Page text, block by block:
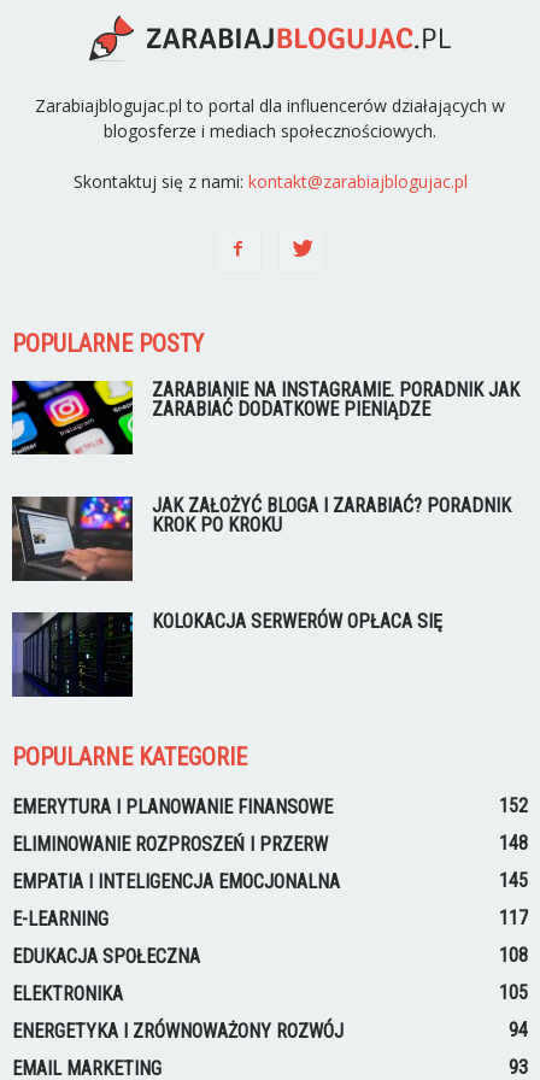
Zarabiajblogujac.pl to portal dla influencerów działających w
blogosferze i mediach społecznościowych.
Skontaktuj się z nami: kontakt@zarabiajblogujac.pl
POPULARNE POSTY
ZARABIANIE NA INSTAGRAMIE. PORADNIK JAK
ZARABIAĆ DODATKOWE PIENIĄDZE
JAK ZAŁOŻYĆ BLOGA I ZARABIAĆ? PORADNIK
KROK PO KROKU
KOLOKACJA SERWERÓW OPŁACA SIĘ
POPULARNE KATEGORIE
EMERYTURA I PLANOWANIE FINANSOWE
152
ELIMINOWANIE ROZPROSZEŃ I PRZERW
148
EMPATIA I INTELIGENCJA EMOCJONALNA
145
E-LEARNING
117
EDUKACJA SPOŁECZNA
108
ELEKTRONIKA
105
ENERGETYKA I ZRÓWNOWAŻONY ROZWÓJ
94
EMAIL MARKETING
93